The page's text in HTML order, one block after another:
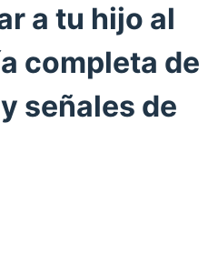
a tu hijo al
completa de
señales de